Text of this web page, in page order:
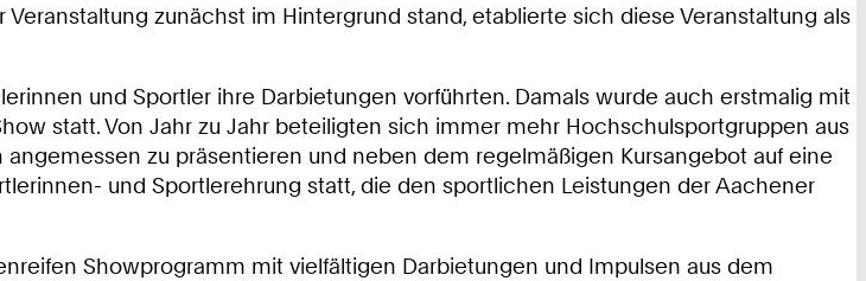
zunächst im Hintergrund stand, etablierte sich diese Veranstaltung als
und Sportler ihre Darbietungen vorführten. Damals wurde auch erstmalig mit
statt. Von Jahr zu Jahr beteiligten sich immer mehr Hochschulsportgruppen aus
zu präsentieren und neben dem regelmäßigen Kursangebot auf eine
und Sportlerehrung statt, die den sportlichen Leistungen der Aachener
Showprogramm mit vielfältigen Darbietungen und Impulsen aus dem